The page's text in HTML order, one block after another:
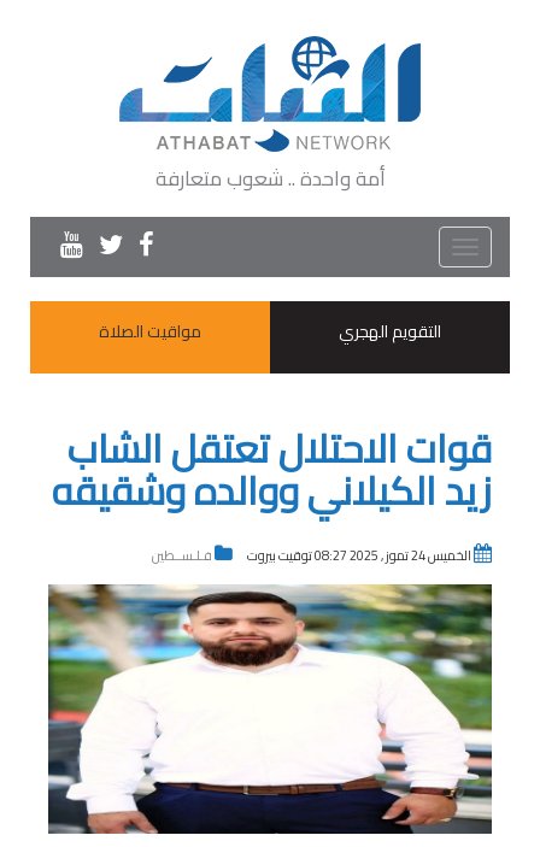
أمة واحدة .. شعوب متعارفة
Toggle
navigation
التقويم الهجري
مواقيت الصلاة
قوات الاحتلال تعتقل الشاب
زيد الكيلاني ووالده وشقيقه
الخميس 24 تموز , 2025 08:27 توقيت بيروت فـلـســطين